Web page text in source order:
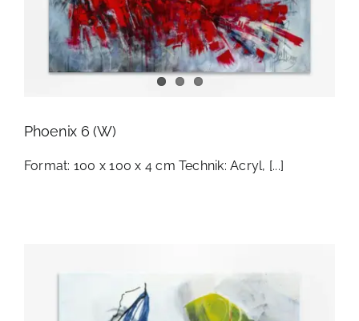
Phoenix 6 (W)
Format: 100 x 100 x 4 cm Technik: Acryl, [...]